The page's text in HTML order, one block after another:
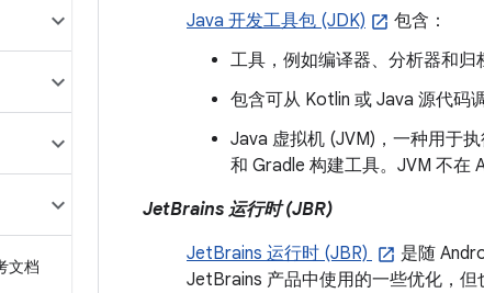
文档
Java 开发工具包 (JDK)
包含：
工具，例如编译器、分析器和归
包含可从 Kotlin 或 Java 源代码
Java 虚拟机 (JVM)，一种用于
和 Gradle 构建工具。JVM 不在
JetBrains 运行时 (JBR)
JetBrains 运行时 (JBR)
是随
JetBrains 产品中使用的一些优化，但